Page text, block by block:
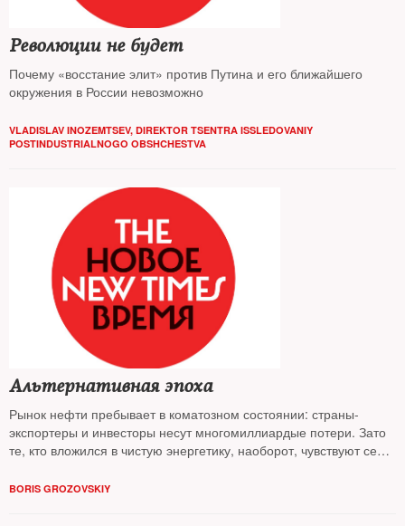
Революции не будет
Почему «восстание элит» против Путина и его ближайшего
окружения в России невозможно
VLADISLAV INOZEMTSEV, DIREKTOR TSENTRA ISSLEDOVANIY
POSTINDUSTRIALNOGO OBSHCHESTVA
Альтернативная эпоха
Рынок нефти пребывает в коматозном состоянии: страны-
экспортеры и инвесторы несут многомиллиардые потери. Зато
те, кто вложился в чистую энергетику, наоборот, чувствуют себя
New Times
BORIS GROZOVSKIY